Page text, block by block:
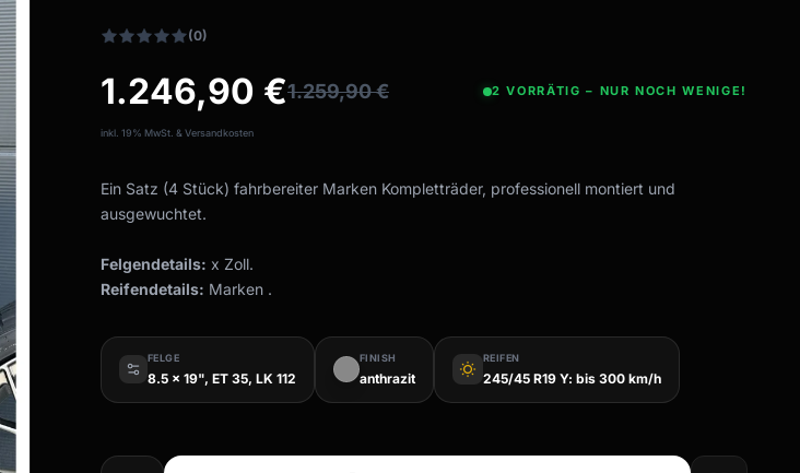
(0)
1.246,90 €1.259,90€ 2 VORRÄTIG – NUR NOCH WENIGE!
inkl. 19% MwSt. & Versandkosten
Ein Satz (4 Stück) fahrbereiter Marken Kompletträder, professionell montiert und
ausgewuchtet.
Felgendetails: x Zoll.
Reifendetails: Marken .
FELGE
8.5 x 19", ET 35, LK 112
FINISH
anthrazit wb_sunny
REIFEN
245/45 R19 Y: bis 300 km/h